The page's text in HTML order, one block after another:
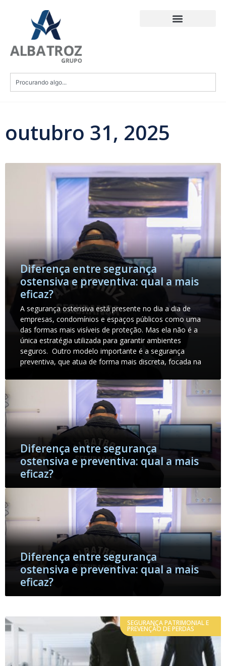
outubro 31, 2025
Diferença entre segurança
ostensiva e preventiva: qual a mais
eficaz?
A segurança ostensiva está presente no dia a dia de
empresas, condomínios e espaços públicos como uma
das formas mais visíveis de proteção. Mas ela não é a
única estratégia utilizada para garantir ambientes
seguros. Outro modelo importante é a segurança
preventiva, que atua de forma mais discreta, focada na
Diferença entre segurança
ostensiva e preventiva: qual a mais
eficaz?
Diferença entre segurança
ostensiva e preventiva: qual a mais
eficaz?
SEGURANÇA PATRIMONIAL E
PREVENÇÃO DE PERDAS